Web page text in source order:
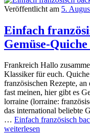
Veröffentlicht am 5.
Einfach
Gemüse-
Frankreich Hallo
Klassiker für euch.
französischen Rezepte,
fast meinen, hier gibt es
lorraine (lorraine:
das international beliebte
… Einfach französisch
weiterlesen